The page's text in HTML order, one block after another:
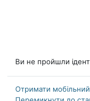
Ви не пройшли
Отримати